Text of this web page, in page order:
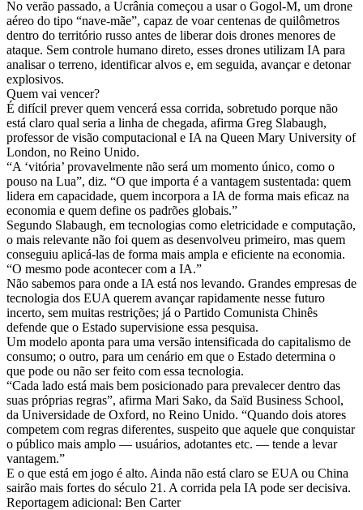
No verão passado, a Ucrânia começou a usar o Gogol-M, um drone
aéreo do tipo “nave-mãe”, capaz de voar centenas de quilômetros
dentro do território russo antes de liberar dois drones menores de
ataque. Sem controle humano direto, esses drones utilizam IA para
analisar o terreno, identificar alvos e, em seguida, avançar e detonar
explosivos.
Quem vai vencer?
É difícil prever quem vencerá essa corrida, sobretudo porque não
está claro qual seria a linha de chegada, afirma Greg Slabaugh,
professor de visão computacional e IA na Queen Mary University of
London, no Reino Unido.
“A ‘vitória’ provavelmente não será um momento único, como o
pouso na Lua”, diz. “O que importa é a vantagem sustentada: quem
lidera em capacidade, quem incorpora a IA de forma mais eficaz na
economia e quem define os padrões globais.”
Segundo Slabaugh, em tecnologias como eletricidade e computação,
o mais relevante não foi quem as desenvolveu primeiro, mas quem
conseguiu aplicá-las de forma mais ampla e eficiente na economia.
“O mesmo pode acontecer com a IA.”
Não sabemos para onde a IA está nos levando. Grandes empresas de
tecnologia dos EUA querem avançar rapidamente nesse futuro
incerto, sem muitas restrições; já o Partido Comunista Chinês
defende que o Estado supervisione essa pesquisa.
Um modelo aponta para uma versão intensificada do capitalismo de
consumo; o outro, para um cenário em que o Estado determina o
que pode ou não ser feito com essa tecnologia.
“Cada lado está mais bem posicionado para prevalecer dentro das
suas próprias regras”, afirma Mari Sako, da Saïd Business School,
da Universidade de Oxford, no Reino Unido. “Quando dois atores
competem com regras diferentes, suspeito que aquele que conquistar
o público mais amplo — usuários, adotantes etc. — tende a levar
vantagem.”
E o que está em jogo é alto. Ainda não está claro se EUA ou China
sairão mais fortes do século 21. A corrida pela IA pode ser decisiva.
Reportagem adicional: Ben Carter